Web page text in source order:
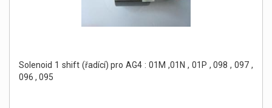
Solenoid 1 shift (řadící) pro AG4 : 01M ,01N , 01P , 098 , 097 ,
096 , 095